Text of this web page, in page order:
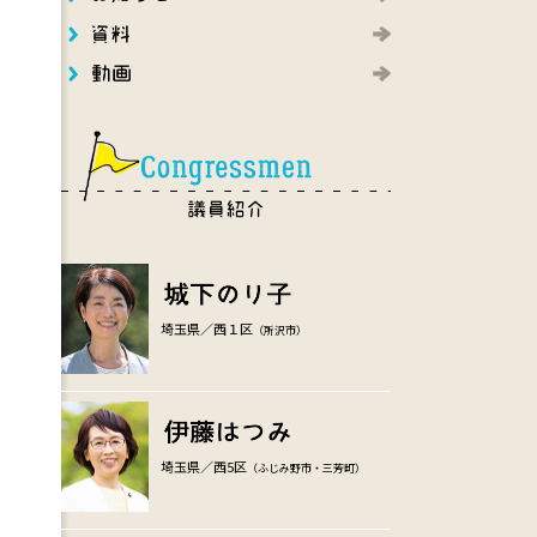
埼玉県／西１区 （所沢市）
埼玉県／西5区 （ふじみ野市・三芳町）